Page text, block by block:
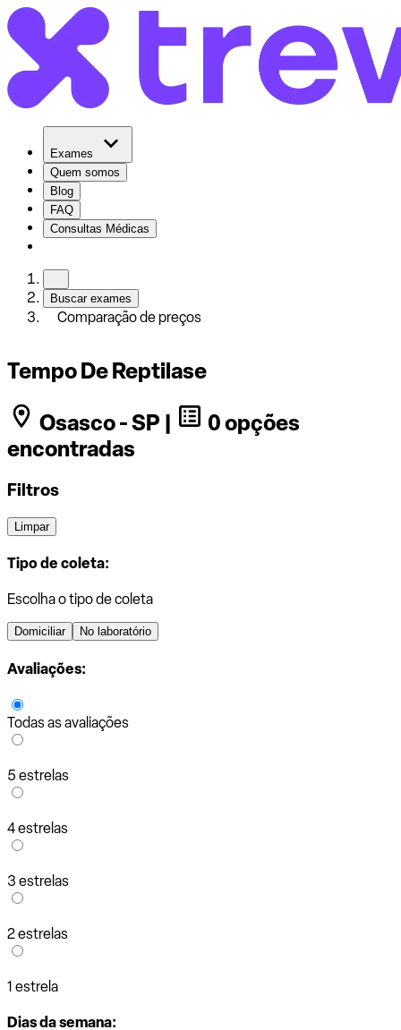
Exames
Quem somos
Blog
FAQ
Consultas Médicas
Buscar exames
Comparação de preços
Tempo De Reptilase
Osasco - SP |
0 opções
encontradas
Filtros
Limpar
Tipo de coleta:
Escolha o tipo de coleta
Domiciliar No laboratório
Avaliações:
Todas as avaliações
5 estrelas
4 estrelas
3 estrelas
2 estrelas
1 estrela
Dias da semana: